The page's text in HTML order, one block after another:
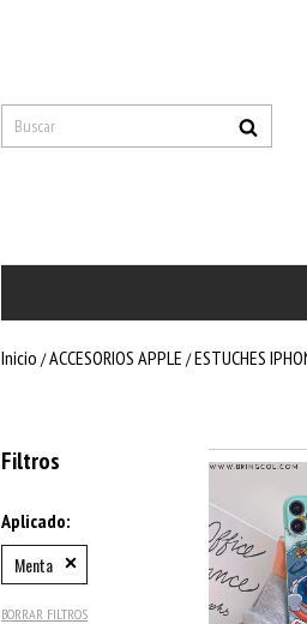
Inicio /ACCESORIOS APPLE /ESTUCHES
Filtros
Aplicado:
Menta
BORRAR FILTROS